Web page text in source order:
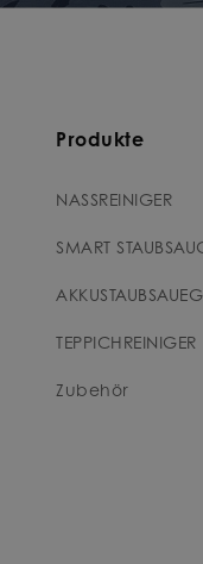
Produkte
NASSREINIGER
SMART
TEPPICHREINIGER
Zubehör